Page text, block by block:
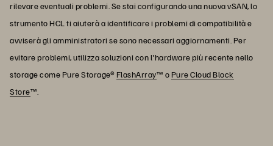
rilevare eventuali problemi. Se stai configurando una nuova vSAN, lo
strumento HCL ti aiuterà a identificare i problemi di compatibilità e
avviserà gli amministratori se sono necessari aggiornamenti. Per
evitare problemi, utilizza soluzioni con l'hardware più recente nello
storage come Pure Storage® FlashArray™ oPure Cloud Block
Store™.